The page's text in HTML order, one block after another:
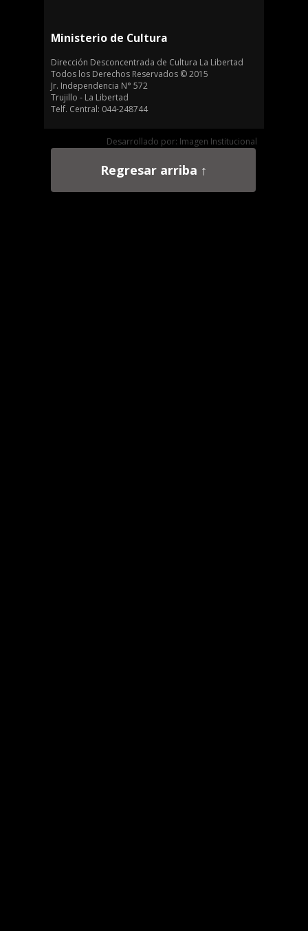
Ministerio de Cultura
Dirección Desconcentrada de Cultura La Libertad
Todos los Derechos Reservados © 2015
Jr. Independencia N° 572
Trujillo - La Libertad
Telf. Central: 044-248744
Desarrollado por: Imagen Institucional
Regresar arriba ↑